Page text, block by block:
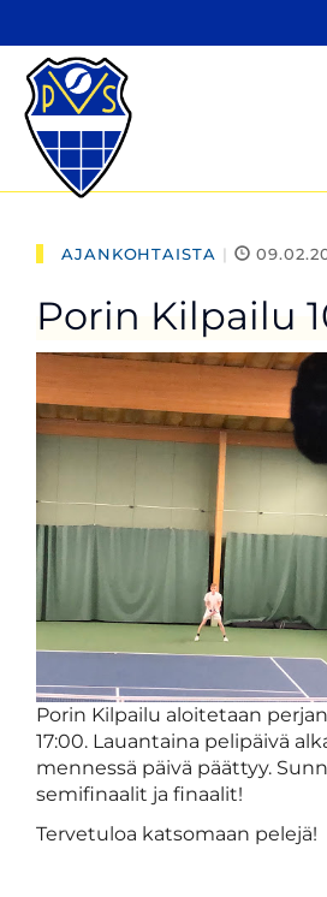
AJANKOHTAISTA |
Porin Kilpailu
Porin Kilpailu aloitetaan
17:00. Lauantaina pelipäivä
mennessä päivä päättyy.
semifinaalit ja finaalit!
Tervetuloa katsomaan pelejä!